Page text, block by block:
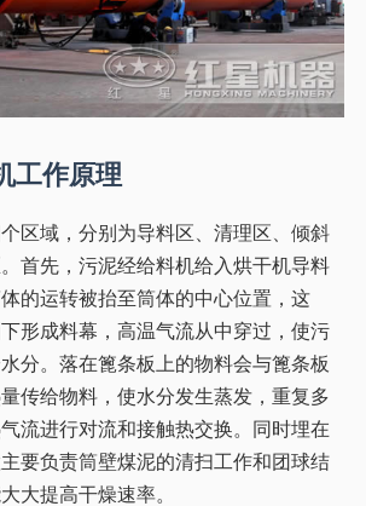
工作原理
区域，分别为导料区、清理区、倾斜
首先，污泥经给料机给入烘干机导料
的运转被抬至筒体的中心位置，这
形成料幕，高温气流从中穿过，使污
分。落在篦条板上的物料会与篦条板
传给物料，使水分发生蒸发，重复多
流进行对流和接触热交换。同时埋在
要负责筒壁煤泥的清扫工作和团球结
大提高干燥速率。